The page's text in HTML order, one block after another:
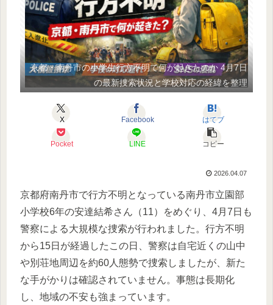
京都・南丹市の小学生行方不明で何が起きたのか 4月7日
の最新捜索状況と学校対応の経緯を整理
X Facebook はてブ
Pocket LINE コピー
2026.04.07
京都府南丹市で行方不明となっている南丹市立園部
小学校6年の安達結希さん（11）をめぐり、4月7日も
警察による大規模な捜索が行われました。行方不明
から15日が経過したこの日、警察は自宅近くの山中
や別荘地周辺を約60人態勢で捜索しましたが、新た
な手がかりは確認されていません。事態は長期化
し、地域の不安も強まっています。